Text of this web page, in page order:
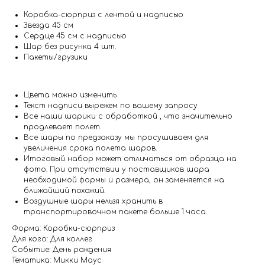
Коробка-сюрприз с лентой и надписью
Звезда 45 см
Сердце 45 см с надписью
Шар без рисунка 4 шт.
Пакеты/грузики
Цвета можно изменить
Текст надписи вырежем по вашему запросу
Все наши шарики с обработкой , что значительно
продлевает полет.
Все шары по предзаказу мы просушиваем для
увеличения срока полета шаров.
Итоговый набор может отличаться от образца на
фото. При отсутствии у поставщиков шара
необходимой формы и размера, он заменяется на
ближайший похожий.
Воздушные шары нельзя хранить в
транспортировочном пакете больше 1 часа.
Форма: Коробки-сюрприз
Для кого: Для коллег
Событие: День рождения
Тематика: Микки Маус